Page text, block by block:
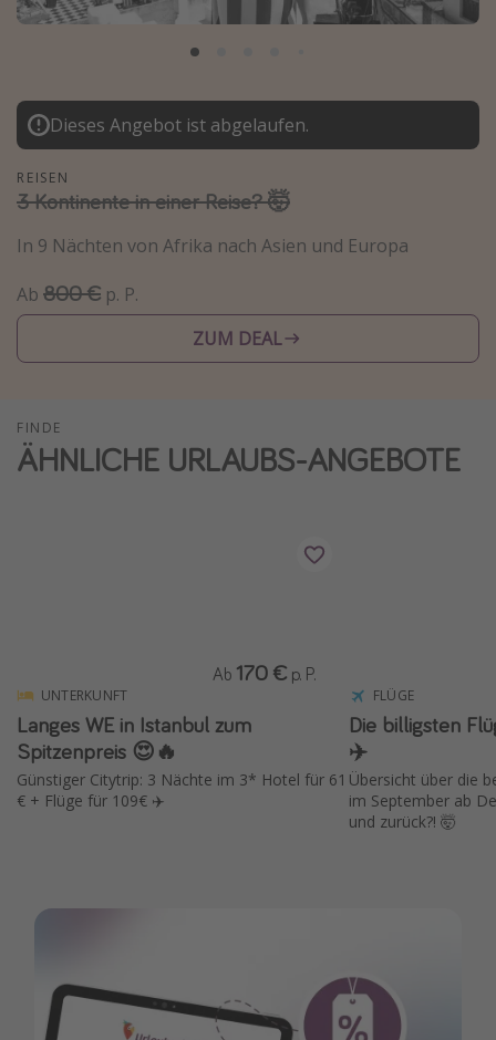
Normandie Urlaub
St. Lucia Urlaub
Kefalonia Urlaub
Krabi Urlaub
Tulum Urlaub
Sri Lanka Rundreise
Wellnessurlaub
Disneyland Paris
Hotels in Amsterdam
Hotels am Achensee
Weitere Themen
Rundreisen in Thailand
Reisepassfreie Reiseziele
Travel Know How
Dieses Angebot ist abgelaufen.
REISEN
3 Kontinente in einer Reise? 🤯
In 9 Nächten von Afrika nach Asien und Europa
Ab 800 € p. P.
ZUM DEAL
FINDE
ÄHNLICHE URLAUBS-ANGEBOTE
UNTERKUNFT
Langes WE in Istanbul zum
Spitzenpreis 😍🔥
Günstiger Citytrip: 3 Nächte im 3* Hotel für 61
€ + Flüge für 109€ ✈️
Ab 170 € p. P.
FLÜGE
Die billigsten
✈️
Übersicht über die
im September ab
und zurück?! 🤯